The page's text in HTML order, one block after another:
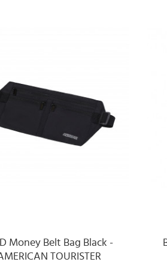
Money Belt Bag Black -
TOURISTER